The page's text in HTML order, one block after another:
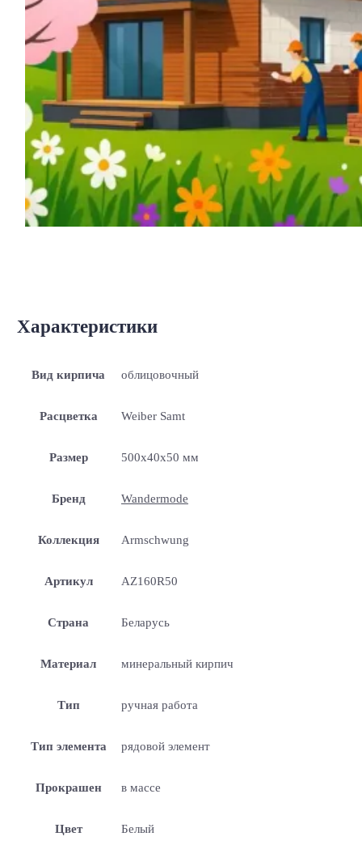
Характеристики
Вид кирпича облицовочный
Расцветка Weiber Samt
Размер 500x40x50 мм
Бренд Wandermode
Коллекция Armschwung
Артикул AZ160R50
Страна Беларусь
Материал минеральный кирпич
Тип ручная работа
Тип элемента рядовой элемент
Прокрашен в массе
Цвет Белый